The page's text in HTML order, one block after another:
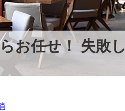
お任せ！ 失敗し